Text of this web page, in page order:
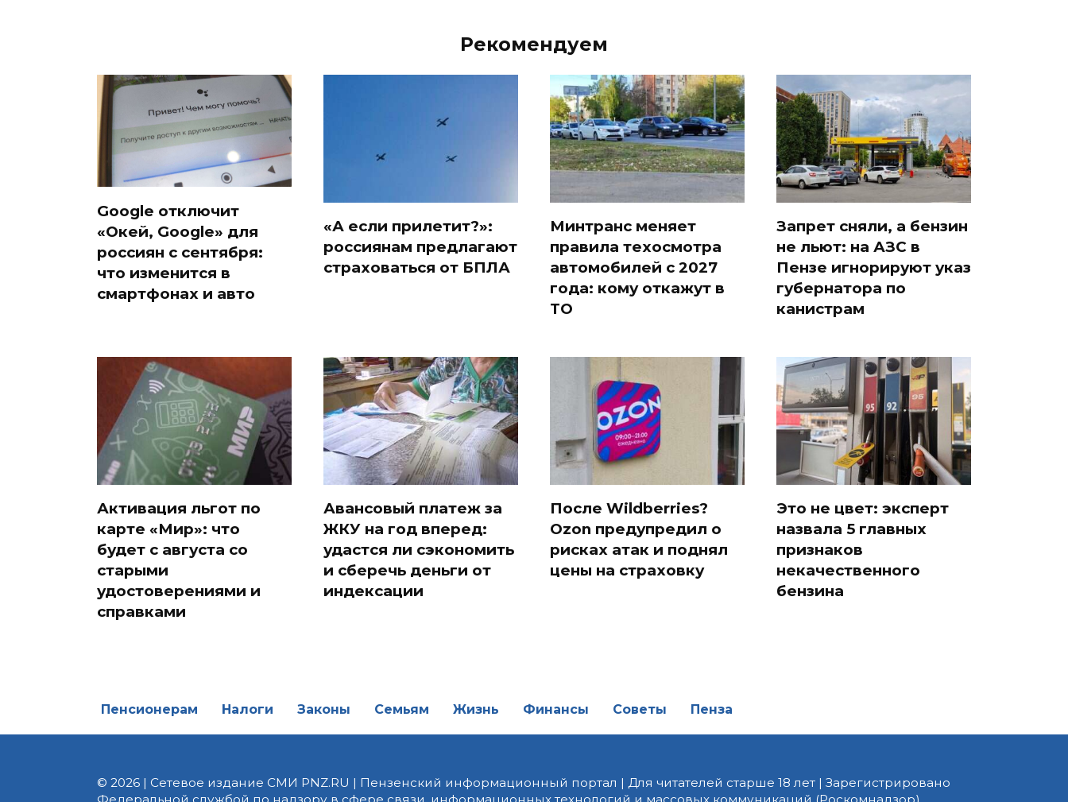
Рекомендуем
Google отключит
«Окей, Google» для
россиян с сентября:
что изменится в
смартфонах и авто
«А если прилетит?»:
россиянам предлагают
страховаться от БПЛА
Минтранс меняет
правила техосмотра
автомобилей с 2027
года: кому откажут в
ТО
Запрет сняли, а бензин
не льют: на АЗС в
Пензе игнорируют указ
губернатора по
канистрам
Активация льгот по
карте «Мир»: что
будет с августа со
старыми
удостоверениями и
справками
Авансовый платеж за
ЖКУ на год вперед:
удастся ли сэкономить
и сберечь деньги от
индексации
После Wildberries?
Ozon предупредил о
рисках атак и поднял
цены на страховку
Это не цвет: эксперт
назвала 5 главных
признаков
некачественного
бензина
Пенсионерам Налоги Законы Семьям Жизнь Финансы Советы Пенза
© 2026 | Сетевое издание СМИ PNZ.RU | Пензенский информационный портал | Для читателей старше 18 лет | Зарегистрировано